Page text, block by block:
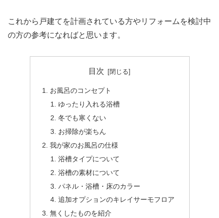
これから戸建てを計画されている方やリフォームを検討中
の方の参考になればと思います。
目次
お風呂のコンセプト
ゆったり入れる浴槽
冬でも寒くない
お掃除が楽ちん
我が家のお風呂の仕様
浴槽タイプについて
浴槽の素材について
パネル・浴槽・床のカラー
追加オプションのキレイサーモフロア
無くしたものを紹介